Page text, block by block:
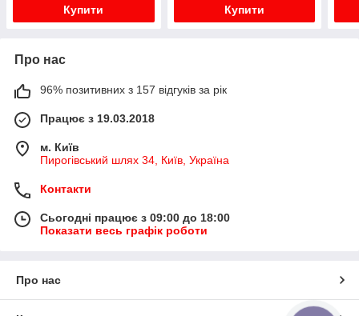
Купити Купити
Про нас
96% позитивних з 157 відгуків за рік
Працює з 19.03.2018
м. Київ
Пирогівський шлях 34, Київ, Україна
Контакти
Сьогодні працює з 09:00 до 18:00
Показати весь графік роботи
Про нас